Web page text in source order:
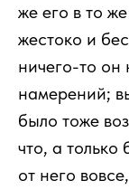
же его в то
жестоко и
ничего-то он
намерений;
было тоже
что, а только
от него